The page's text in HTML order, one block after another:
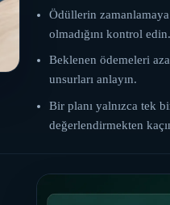
Ödüllerin
olmadığını kontrol edin.
Beklenen ödemeleri
unsurları anlayın.
Bir planı yalnızca tek
değerlendirmekten